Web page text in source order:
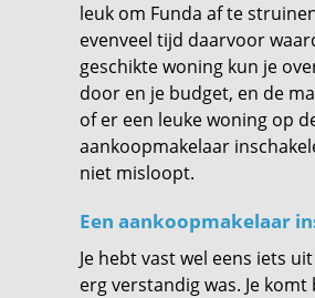
leuk om Funda af te
evenveel tijd daarvoor
geschikte woning kun je
door en je budget, en de
of er een leuke woning op
aankoopmakelaar
niet misloopt.
Een aankoopmakelaar
Je hebt vast wel eens iets
erg verstandig was. Je